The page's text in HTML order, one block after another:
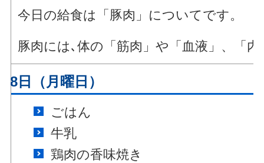
今日の給食は「豚肉」についてです。
豚肉には､体の「筋肉」や「血液」、「
日（月曜日）
ごはん
牛乳
鶏肉の香味焼き